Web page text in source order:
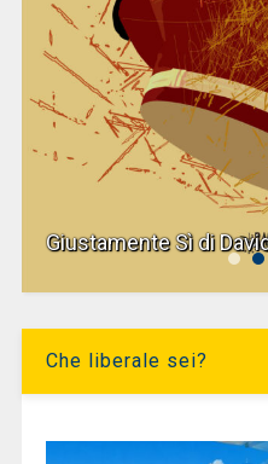
Giustamente Sì di
Che liberale sei?